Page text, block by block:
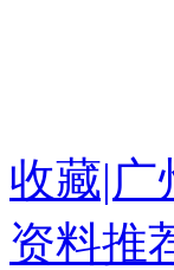
收藏|广
资料推